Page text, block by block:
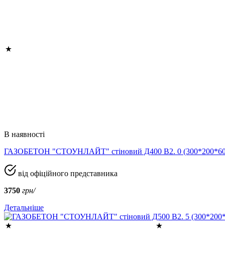
В наявності
ГАЗОБЕТОН "СТОУНЛАЙТ" стіновий Д400 В2. 0
від офіційного представника
3750 грн/
Детальніше